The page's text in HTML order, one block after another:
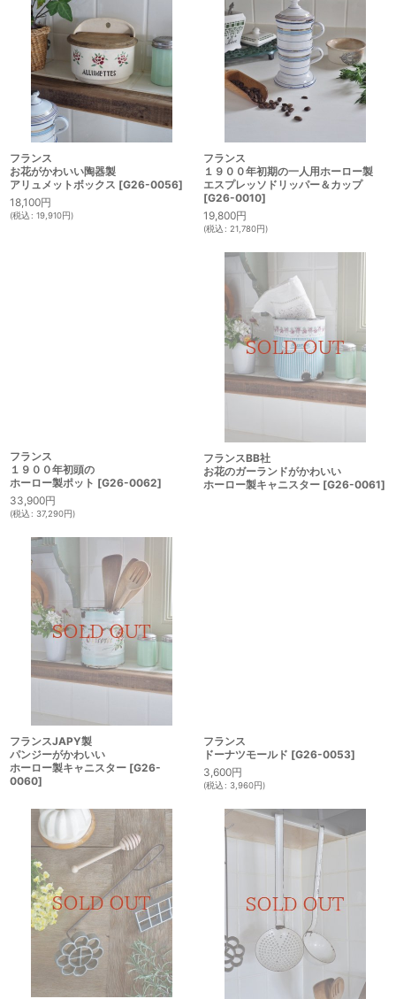
フランス
お花がかわいい陶器製
アリュメットボックス [G26-0056]
18,100円
(税込: 19,910円)
フランス
１９００年初期の一人用ホーロー製
エスプレッソドリッパー＆カップ
[G26-0010]
19,800円
(税込: 21,780円)
フランス
１９００年初頭の
ホーロー製ポット [G26-0062]
33,900円
(税込: 37,290円)
フランスBB社
お花のガーランドがかわいい
ホーロー製キャニスター [G26-0061]
フランスJAPY製
パンジーがかわいい
ホーロー製キャニスター [G26-
0060]
フランス
ドーナツモールド [G26-0053]
3,600円
(税込: 3,960円)